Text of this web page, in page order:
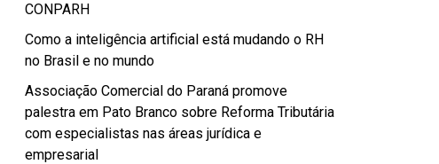
CONPARH
Como a inteligência artificial está mudando o RH
no Brasil e no mundo
Associação Comercial do Paraná promove
palestra em Pato Branco sobre Reforma Tributária
com especialistas nas áreas jurídica e
empresarial